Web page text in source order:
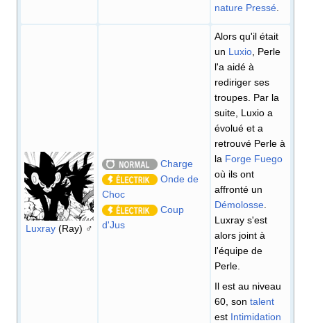
nature Pressé
Luxray(Ray) ♂
Charge
Onde de
Choc
Coup
d'Jus
Alors qu'il était
un Luxio , Perle
l'a aidé à
rediriger ses
troupes. Par la
suite, Luxio a
évolué et a
retrouvé Perle à
la Forge Fuego
où ils ont
affronté un
Démolosse
Luxray s'est
alors joint à
l'équipe de
Perle.
Il est au niveau
60, son talent
est Intimidation